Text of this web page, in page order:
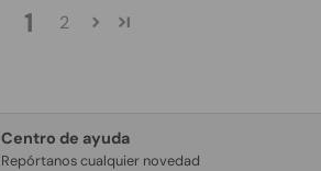
1 2
Centro de ayuda
Repórtanos cualquier novedad